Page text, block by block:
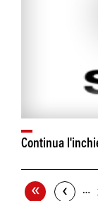
Continua
« ‹ …